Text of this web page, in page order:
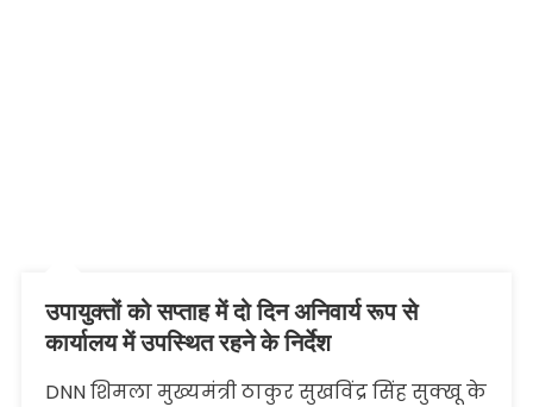
उपायुक्तों को सप्ताह में दो दिन अनिवार्य रूप से
कार्यालय में उपस्थित रहने के निर्देश
DNN शिमला मुख्यमंत्री ठाकुर सुखविंद्र सिंह सुक्खू के